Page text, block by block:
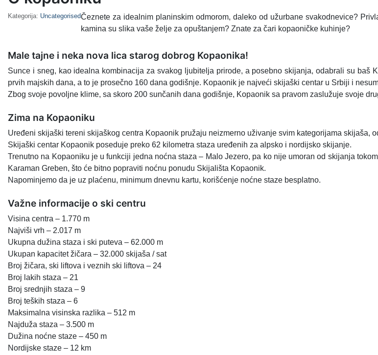
Kategorija: UncategorisedČeznete za idealnim planinskim odmorom, daleko od užurbane svakodnevice?
kamina su slika vaše želje za opuštanjem? Znate za čari kopaoničke kuhinje?
Male tajne i neka nova lica starog dobrog Kopaonika!
Sunce i sneg, kao idealna kombinacija za svakog ljubitelja prirode, a posebno skijanja, odabrali su baš
prvih majskih dana, a to je prosečno 160 dana godišnje. Kopaonik je najveći skijaški centar u Srbiji i
Zbog svoje povoljne klime, sa skoro 200 sunčanih dana godišnje, Kopaonik sa pravom zaslužuje svoje
Zima na Kopaoniku
Uređeni skijaški tereni skijaškog centra Kopaonik pružaju neizmerno uživanje svim kategorijama skijaša,
Skijaški centar Kopaonik poseduje preko 62 kilometra staza uređenih za alpsko i nordijsko skijanje.
Trenutno na Kopaoniku je u funkciji jedna noćna staza – Malo Jezero, pa ko nije umoran od skijanja
Karaman Greben, što će bitno popraviti noćnu ponudu Skijališta Kopaonik.
Napominjemo da je uz plaćenu, minimum dnevnu kartu, korišćenje noćne staze besplatno.
Važne informacije o ski centru
Visina centra – 1.770 m
Najviši vrh – 2.017 m
Ukupna dužina staza i ski puteva – 62.000 m
Ukupan kapacitet žičara – 32.000 skijaša / sat
Broj žičara, ski liftova i veznih ski liftova – 24
Broj lakih staza – 21
Broj srednjih staza – 9
Broj teških staza – 6
Maksimalna visinska razlika – 512 m
Najduža staza – 3.500 m
Dužina noćne staze – 450 m
Nordijske staze – 12 km